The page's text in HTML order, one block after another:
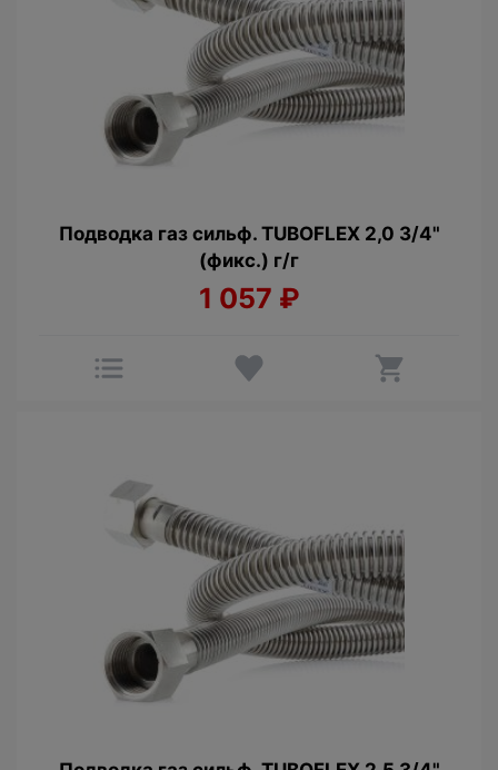
Подводка газ сильф. TUBOFLEX 2,0 3/4"
(фикс.) г/г
1 057 ₽